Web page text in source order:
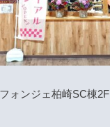
ォンジェ柏崎SC棟2F